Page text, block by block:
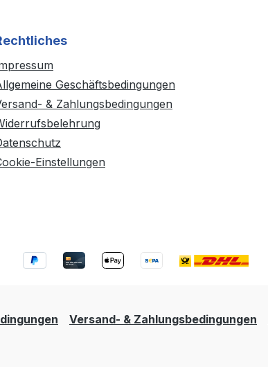
Geschäftsbedingungen
& Zahlungsbedingungen
Einstellungen
Versand- & Zahlungsbedingungen